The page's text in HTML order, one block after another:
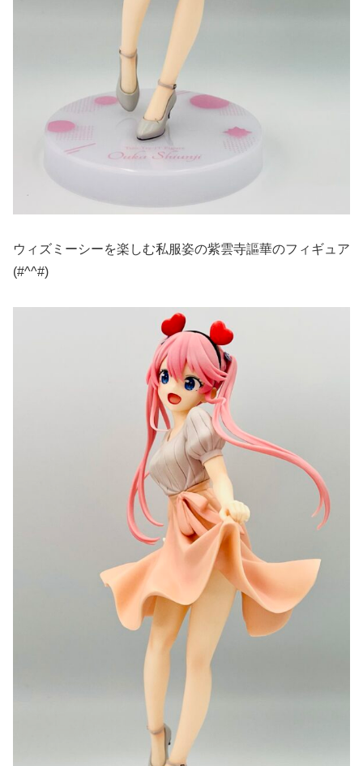
ウィズミーシーを楽しむ私服姿の紫雲寺謳華のフィギュア
(#^^#)